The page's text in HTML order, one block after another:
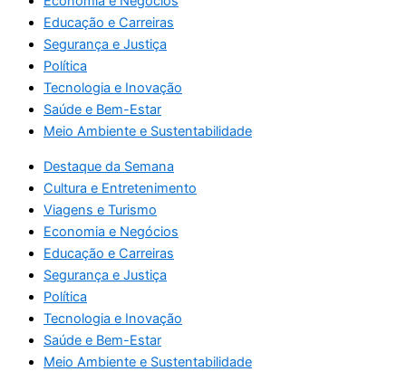
Educação e Carreiras
Segurança e Justiça
Política
Tecnologia e Inovação
Saúde e Bem-Estar
Meio Ambiente e Sustentabilidade
Destaque da Semana
Cultura e Entretenimento
Viagens e Turismo
Economia e Negócios
Educação e Carreiras
Segurança e Justiça
Política
Tecnologia e Inovação
Saúde e Bem-Estar
Meio Ambiente e Sustentabilidade